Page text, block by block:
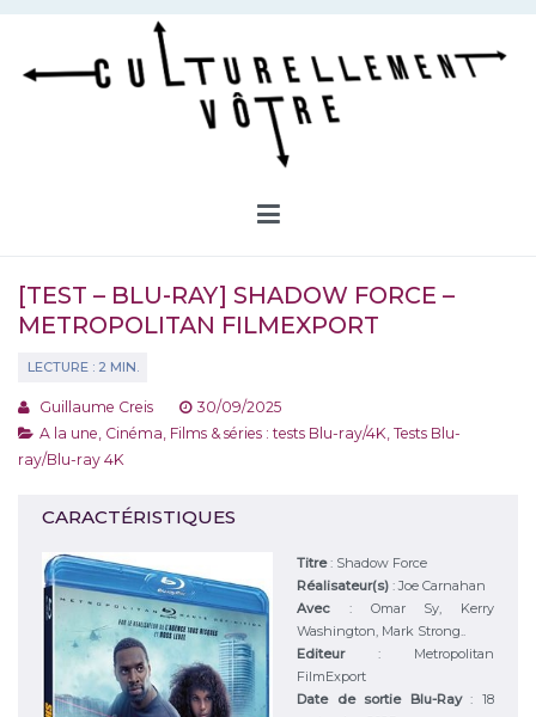
Aller
contenu
[TEST – BLU-RAY] SHADOW FORCE –
METROPOLITAN FILMEXPORT
Guillaume Creis
30/09/2025
A la une Cinéma Films & séries : tests Blu-ray/4K Tests Blu-
ray/Blu-ray 4K
CARACTÉRISTIQUES
Titre: Shadow Force
Réalisateur(s):Joe Carnahan
Avec: Omar Sy, Kerry
Washington, Mark Strong..
Editeur: Metropolitan
FilmExport
Date de sortie Blu-Ray: 18